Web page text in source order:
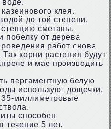
воде.
клея.
до той степени,
сметаны.
побелку от дерева
работ снова
корни растения будут
и мае производить
пергаментную белую
используют дощечки,
миллиметровые
способен
течение 5 лет.